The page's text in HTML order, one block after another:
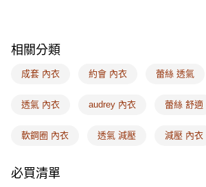
２．訂單成立數日內，您將收到繳費通知簡訊。
ATM／網路銀行／等多元方式進行付款，方視為交
購買商品的店家。未經商家同意取消之訂單仍視為
後付繳納相關費用。
是否繳費成功／繳費後需取消欲退款等相關疑問，
【注意事項】
每筆NT$100，滿NT$1,500(含以上)免運費
7-11取付
每筆NT$100，滿NT$1,500(含以上)免運費
每筆NT$100，滿NT$1,500(含以上)免運費
宅配
相關分類
成套 內衣 約會 內衣 蕾絲 透氣
透氣 內衣 audrey 內衣 蕾絲 舒適
軟鋼圈 內衣 透氣 減壓 減壓 內衣
必買清單